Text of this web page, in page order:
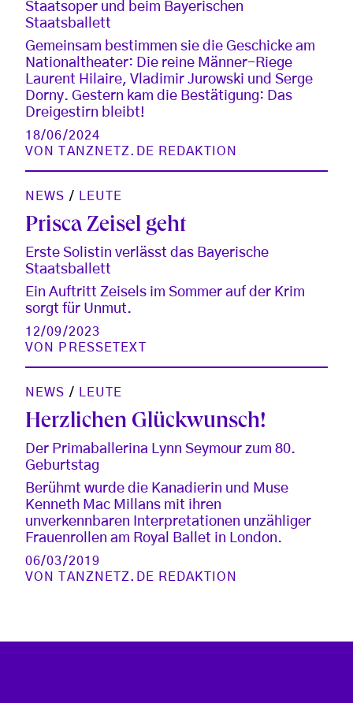
Staatsoper und beim Bayerischen
Staatsballett
Gemeinsam bestimmen sie die Geschicke am
Nationaltheater: Die reine Männer-Riege
Laurent Hilaire, Vladimir Jurowski und Serge
Dorny. Gestern kam die Bestätigung: Das
Dreigestirn bleibt!
18/06/2024
VONTANZNETZ.DE REDAKTION
NEWS / LEUTE
Prisca Zeisel geht
Erste Solistin verlässt das Bayerische
Staatsballett
Ein Auftritt Zeisels im Sommer auf der Krim
sorgt für Unmut.
12/09/2023
VON
PRESSETEXT
NEWS / LEUTE
Herzlichen Glückwunsch!
Der Primaballerina Lynn Seymour zum 80.
Geburtstag
Berühmt wurde die Kanadierin und Muse
Kenneth Mac Millans mit ihren
unverkennbaren Interpretationen unzähliger
Frauenrollen am Royal Ballet in London.
06/03/2019
VONTANZNETZ.DE REDAKTION